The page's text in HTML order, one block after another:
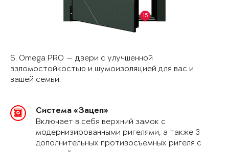
15
S. Omega PRO — двери с улучшенной
взломостойкостью и шумоизоляцией для вас и
вашей семьи.
Система «Зацеп»
Включает в себя верхний замок с
модернизированными ригелями, а также 3
дополнительных противосъемных ригеля с